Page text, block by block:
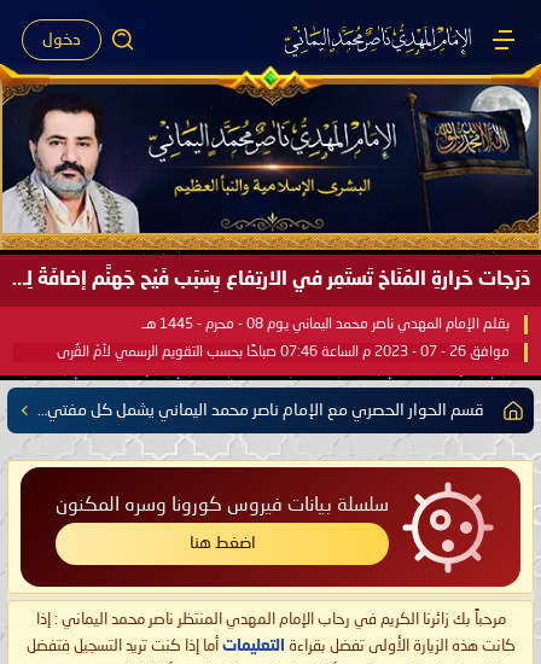
دخول
دَرَجات حَرارةِ المُنَاخ تَستَمِر في الارتِفاع بِسَبَب فَيْح جَهنَّم إضافَةً لِحرارةِ الشَّمس في مُحكَم القُرآن العَظيم ..
بقلم الإمام المهدي ناصر محمد اليماني يوم 08 - محرم - 1445 هـ
موافق 26 - 07 - 2023 م الساعة 07:46 صباحًا بحسب التقويم الرسمي لأمّ القُرى
سلسلة بيانات فيروس كورونا وسره المكنون
اضغط هنا
مرحباً بك زائرنا الكريم في رحاب الإمام المهدي المنتظر ناصر محمد اليماني : إذا
كانت هذه الزيارة الأولى تفضل بقراءة التعليمات أما إذا كنت تريد التسجيل فتفضل